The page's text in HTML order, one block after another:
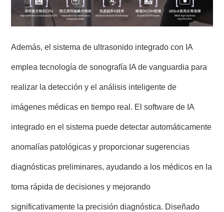
Además, el sistema de ultrasonido integrado con IA
emplea tecnología de sonografía IA de vanguardia para
realizar la detección y el análisis inteligente de
imágenes médicas en tiempo real. El software de IA
integrado en el sistema puede detectar automáticamente
anomalías patológicas y proporcionar sugerencias
diagnósticas preliminares, ayudando a los médicos en la
toma rápida de decisiones y mejorando
significativamente la precisión diagnóstica. Diseñado